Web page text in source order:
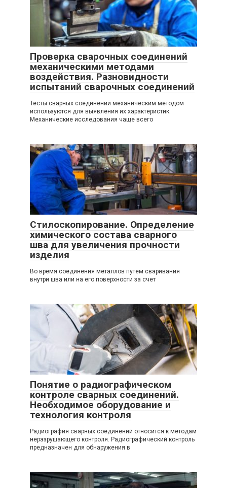
Проверка сварочных соединений
механическими методами
воздействия. Разновидности
испытаний сварочных соединений
Тесты сварных соединений механическим методом
используются для выявления их характеристик.
Механические исследования чаще всего
Стилоскопирование. Определение
химического состава сварного
шва для увеличения прочности
изделия
Во время соединения металлов путем сваривания
внутри шва или на его поверхности за счет
Понятие о радиографическом
контроле сварных соединений.
Необходимое оборудование и
технология контроля
Радиография сварных соединений относится к методам
неразрушающего контроля. Радиографический контроль
предназначен для обнаружения в